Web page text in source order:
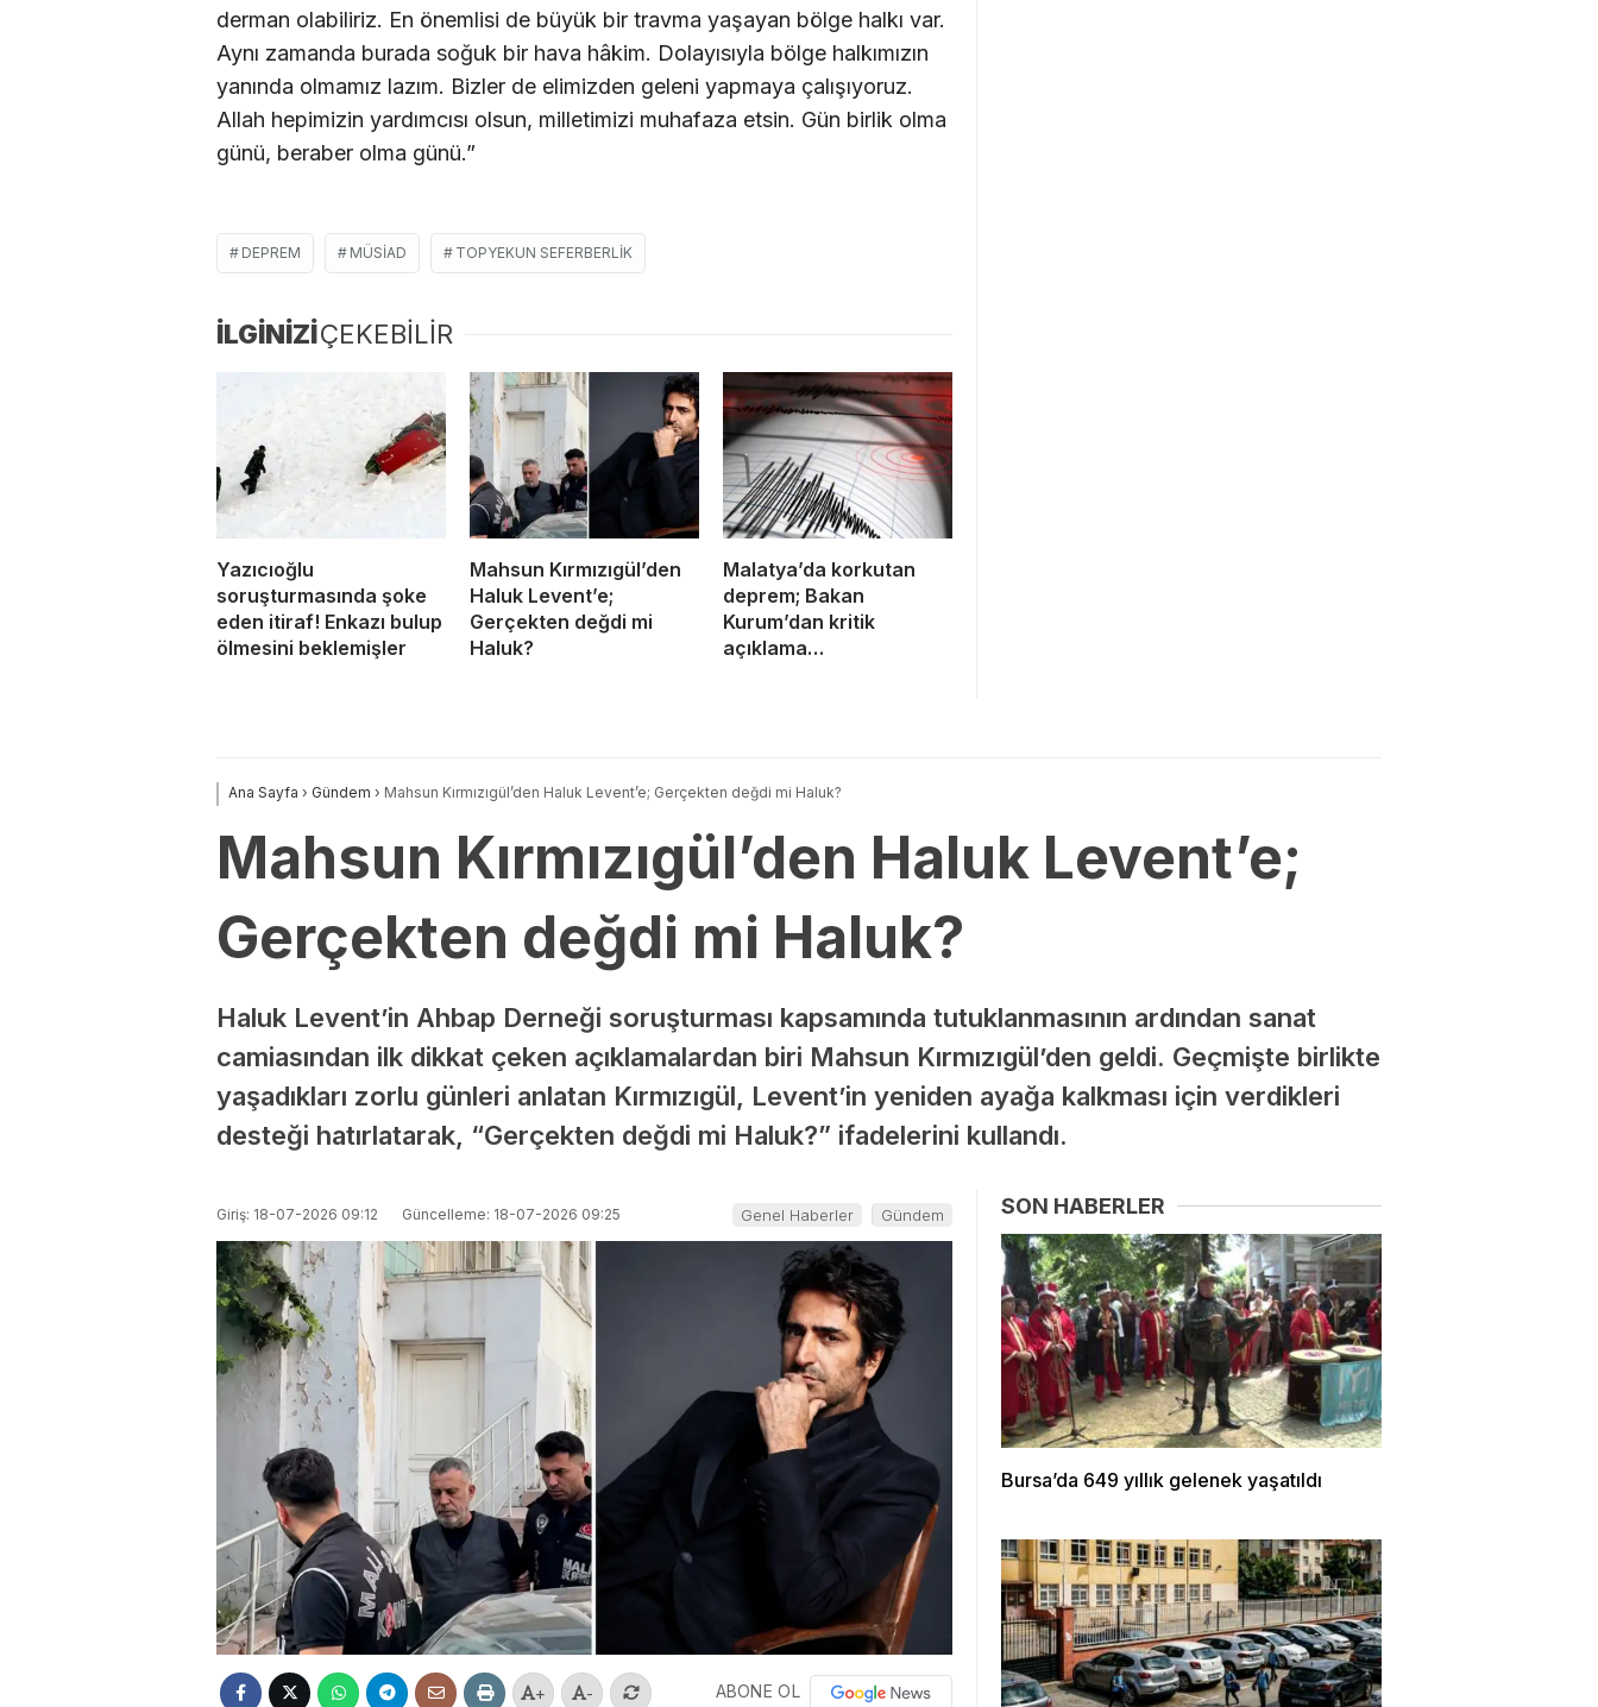
derman olabiliriz. En önemlisi de büyük bir travma yaşayan bölge halkı var.
Aynı zamanda burada soğuk bir hava hâkim. Dolayısıyla bölge halkımızın
yanında olmamız lazım. Bizler de elimizden geleni yapmaya çalışıyoruz.
Allah hepimizin yardımcısı olsun, milletimizi muhafaza etsin. Gün birlik olma
günü, beraber olma günü.”
DEPREM MÜSİAD TOPYEKUN SEFERBERLIK
İLGİNİZİÇEKEBİLİR
Yazıcıoğlu
soruşturmasında şoke
eden itiraf! Enkazı bulup
ölmesini beklemişler
Mahsun Kırmızıgül’den
Haluk Levent’e;
Gerçekten değdi mi
Haluk?
Malatya’da korkutan
deprem; Bakan
Kurum’dan kritik
açıklama…
Ana Sayfa › Gündem › Mahsun Kırmızıgül’den Haluk Levent’e; Gerçekten değdi mi Haluk?
Mahsun Kırmızıgül’den Haluk Levent’e;
Gerçekten değdi mi Haluk?
Haluk Levent’in Ahbap Derneği soruşturması kapsamında tutuklanmasının ardından sanat
camiasından ilk dikkat çeken açıklamalardan biri Mahsun Kırmızıgül’den geldi. Geçmişte birlikte
yaşadıkları zorlu günleri anlatan Kırmızıgül, Levent’in yeniden ayağa kalkması için verdikleri
desteği hatırlatarak, “Gerçekten değdi mi Haluk?” ifadelerini kullandı.
Giriş: 18-07-2026 09:12 Güncelleme: 18-07-2026 09:25 Genel Haberler Gündem
+ - ABONE OL
SON HABERLER
Bursa’da 649 yıllık gelenek yaşatıldı